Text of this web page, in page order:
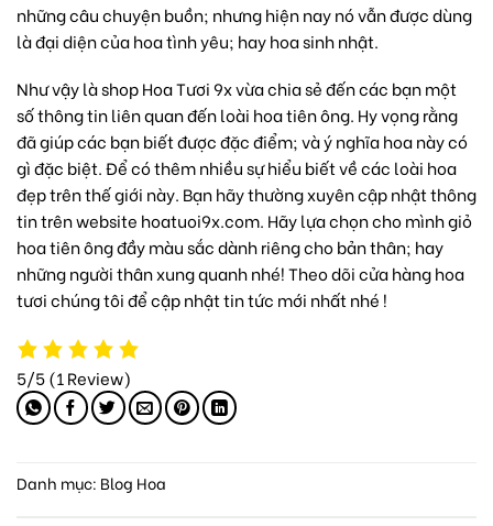
những câu chuyện buồn; nhưng hiện nay nó vẫn được dùng
là đại diện củahoa tình yêu; hayhoa sinh nhật.
Như vậy là shop Hoa Tươi 9x vừa chia sẻ đến các bạn một
số thông tin liên quan đến loài hoa tiên ông. Hy vọng rằng
đã giúp các bạn biết được đặc điểm; và ý nghĩa hoa này có
gì đặc biệt. Để có thêm nhiều sự hiểu biết về các loài hoa
đẹp trên thế giới này. Bạn hãy thường xuyên cập nhật thông
tin trên website hoatuoi9x.com. Hãy lựa chọn cho mìnhgiỏ
hoatiên ông đầy màu sắc dành riêng cho bản thân; hay
những người thân xung quanh nhé! Theo dõicửa hàng hoa
tươichúng tôi để cập nhật tin tức mới nhất nhé !
5/5(1 Review)
Danh mục: Blog Hoa